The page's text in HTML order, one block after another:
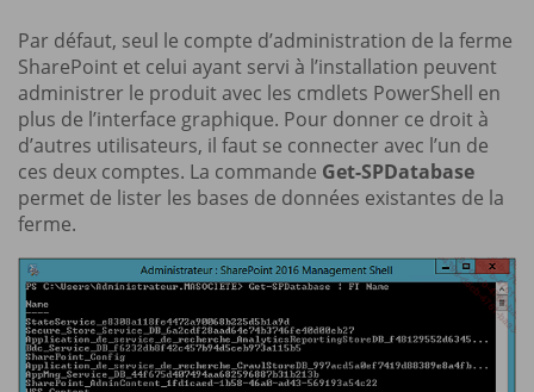
Par défaut, seul le compte d’administration de la ferme
SharePoint et celui ayant servi à l’installation peuvent
administrer le produit avec les cmdlets PowerShell en
plus de l’interface graphique. Pour donner ce droit à
d’autres utilisateurs, il faut se connecter avec l’un de
ces deux comptes. La commande Get-SPDatabase
permet de lister les bases de données existantes de la
ferme.